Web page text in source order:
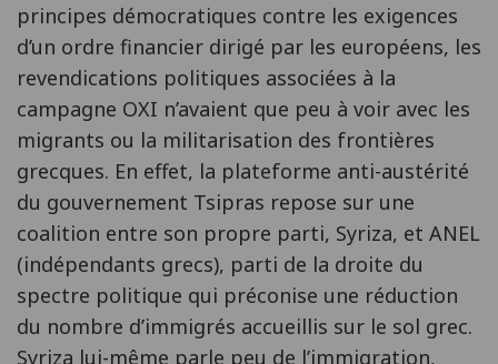
principes démocratiques contre les exigences
d’un ordre financier dirigé par les européens, les
revendications politiques associées à la
campagne OXI n’avaient que peu à voir avec les
migrants ou la militarisation des frontières
grecques. En effet, la plateforme anti-austérité
du gouvernement Tsipras repose sur une
coalition entre son propre parti, Syriza, et ANEL
(indépendants grecs), parti de la droite du
spectre politique qui préconise une réduction
du nombre d’immigrés accueillis sur le sol grec.
Syriza lui-même parle peu de l’immigration,